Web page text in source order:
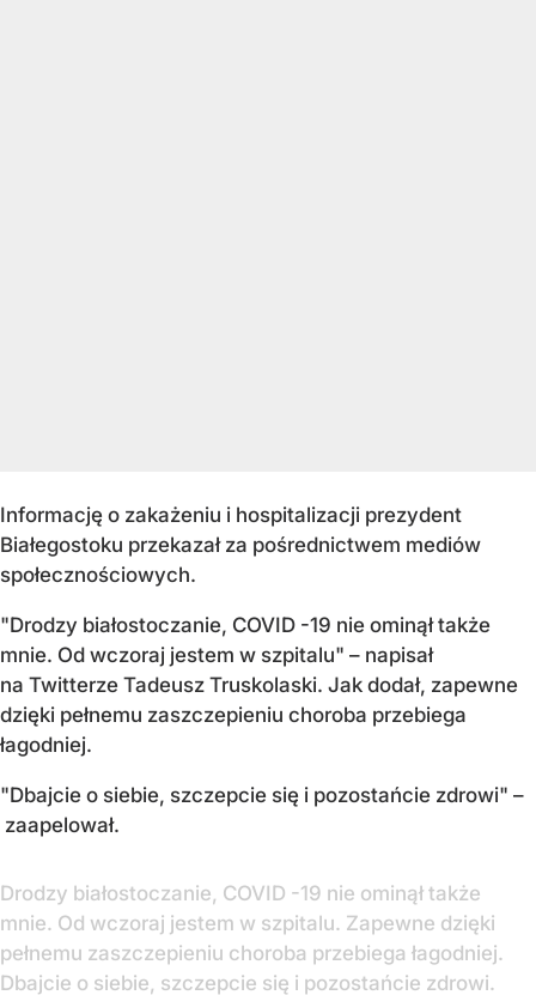
Informację o zakażeniu i hospitalizacji prezydent
Białegostoku przekazał za pośrednictwem mediów
społecznościowych.
"Drodzy białostoczanie, COVID -19 nie ominął także
mnie. Od wczoraj jestem w szpitalu" – napisał
na Twitterze Tadeusz Truskolaski. Jak dodał, zapewne
dzięki pełnemu zaszczepieniu choroba przebiega
łagodniej.
"Dbajcie o siebie, szczepcie się i pozostańcie zdrowi" –
zaapelował.
Drodzy białostoczanie, COVID -19 nie ominął także
mnie. Od wczoraj jestem w szpitalu. Zapewne dzięki
pełnemu zaszczepieniu choroba przebiega łagodniej.
Dbajcie o siebie, szczepcie się i pozostańcie zdrowi.